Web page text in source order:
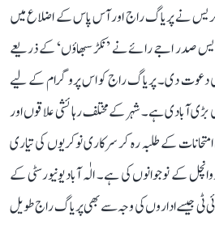
نے پریاگ راج اور آس پاس کے اضلاع میں
صدر اجے رائے نے ’نکڑ سبھاؤں‘ کے ذریعے
دعوت دی۔ پریاگ راج کو اس پروگرام کے لیے
بڑی آبادی ہے۔ شہر کے مختلف رہائشی علاقوں اور
مقابلہ جاتی امتحانات کے طلبہ رہ کر سرکاری نوکریوں کی تیاری
کے نوجوانوں کی ہے۔ الٰہ آباد یونیورسٹی کے
آئی ٹی جیسے اداروں کی وجہ سے بھی پریاگ راج طویل